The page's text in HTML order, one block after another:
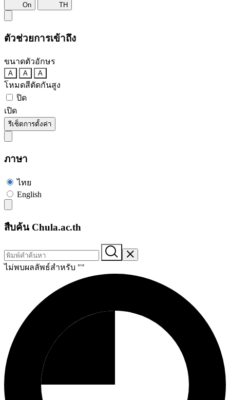
On TH
ตัวช่วยการเข้าถึง
ขนาดตัวอักษร
A A A
โหมดสีตัดกันสูง
ปิด
เปิด
รีเซ็ตการตั้งค่า
ภาษา
ไทย
English
สืบค้น Chula.ac.th
ไม่พบผลลัพธ์สำหรับ ""